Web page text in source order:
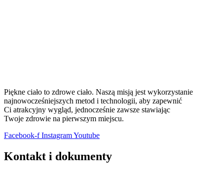
Piękne ciało to zdrowe ciało. Naszą misją jest wykorzystanie
najnowocześniejszych metod i technologii, aby zapewnić
Ci atrakcyjny wygląd, jednocześnie zawsze stawiając
Twoje zdrowie na pierwszym miejscu.
Facebook-f InstagramYoutube
Kontakt i dokumenty